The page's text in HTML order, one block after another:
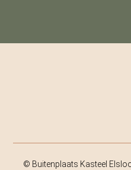
© Buitenplaats Kasteel